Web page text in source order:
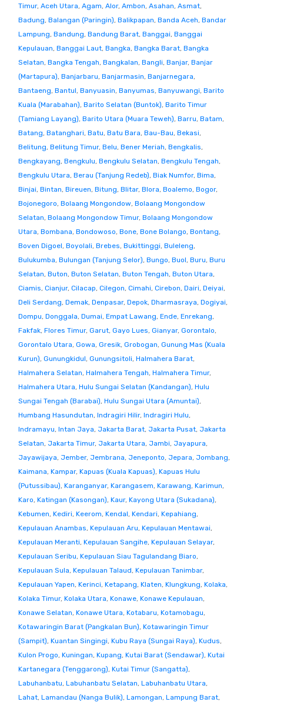
Timur, Aceh Utara, Agam, Alor, Ambon, Asahan, Asmat,
Badung, Balangan (Paringin), Balikpapan, Banda Aceh, Bandar
Lampung, Bandung, Bandung Barat, Banggai, Banggai
Kepulauan, Banggai Laut, Bangka, Bangka Barat, Bangka
Selatan, Bangka Tengah, Bangkalan, Bangli, Banjar, Banjar
(Martapura), Banjarbaru, Banjarmasin, Banjarnegara,
Bantaeng, Bantul, Banyuasin, Banyumas, Banyuwangi, Barito
Kuala (Marabahan), Barito Selatan (Buntok), Barito Timur
(Tamiang Layang), Barito Utara (Muara Teweh), Barru, Batam,
Batang, Batanghari, Batu, Batu Bara, Bau-Bau, Bekasi,
Belitung, Belitung Timur, Belu, Bener Meriah, Bengkalis,
Bengkayang, Bengkulu, Bengkulu Selatan, Bengkulu Tengah,
Bengkulu Utara, Berau (Tanjung Redeb), Biak Numfor, Bima,
Binjai, Bintan, Bireuen, Bitung, Blitar, Blora, Boalemo, Bogor,
Bojonegoro, Bolaang Mongondow, Bolaang Mongondow
Selatan, Bolaang Mongondow Timur, Bolaang Mongondow
Utara, Bombana, Bondowoso, Bone, Bone Bolango, Bontang,
Boven Digoel, Boyolali, Brebes, Bukittinggi, Buleleng,
Bulukumba, Bulungan (Tanjung Selor), Bungo, Buol, Buru, Buru
Selatan, Buton, Buton Selatan, Buton Tengah, Buton Utara,
Ciamis, Cianjur, Cilacap, Cilegon, Cimahi, Cirebon, Dairi, Deiyai,
Deli Serdang, Demak, Denpasar, Depok, Dharmasraya, Dogiyai,
Dompu, Donggala, Dumai, Empat Lawang, Ende, Enrekang,
Fakfak, Flores Timur, Garut, Gayo Lues, Gianyar, Gorontalo,
Gorontalo Utara, Gowa, Gresik, Grobogan, Gunung Mas (Kuala
Kurun), Gunungkidul, Gunungsitoli, Halmahera Barat,
Halmahera Selatan, Halmahera Tengah, Halmahera Timur,
Halmahera Utara, Hulu Sungai Selatan (Kandangan), Hulu
Sungai Tengah (Barabai), Hulu Sungai Utara (Amuntai),
Humbang Hasundutan, Indragiri Hilir, Indragiri Hulu,
Indramayu, Intan Jaya, Jakarta Barat, Jakarta Pusat, Jakarta
Selatan, Jakarta Timur, Jakarta Utara, Jambi, Jayapura,
Jayawijaya, Jember, Jembrana, Jeneponto, Jepara, Jombang,
Kaimana, Kampar, Kapuas (Kuala Kapuas), Kapuas Hulu
(Putussibau), Karanganyar, Karangasem, Karawang, Karimun,
Karo, Katingan (Kasongan), Kaur, Kayong Utara (Sukadana),
Kebumen, Kediri, Keerom, Kendal, Kendari, Kepahiang,
Kepulauan Anambas, Kepulauan Aru, Kepulauan Mentawai,
Kepulauan Meranti, Kepulauan Sangihe, Kepulauan Selayar,
Kepulauan Seribu, Kepulauan Siau Tagulandang Biaro,
Kepulauan Sula, Kepulauan Talaud, Kepulauan Tanimbar,
Kepulauan Yapen, Kerinci, Ketapang, Klaten, Klungkung, Kolaka,
Kolaka Timur, Kolaka Utara, Konawe, Konawe Kepulauan,
Konawe Selatan, Konawe Utara, Kotabaru, Kotamobagu,
Kotawaringin Barat (Pangkalan Bun), Kotawaringin Timur
(Sampit), Kuantan Singingi, Kubu Raya (Sungai Raya), Kudus,
Kulon Progo, Kuningan, Kupang, Kutai Barat (Sendawar), Kutai
Kartanegara (Tenggarong), Kutai Timur (Sangatta),
Labuhanbatu, Labuhanbatu Selatan, Labuhanbatu Utara,
Lahat, Lamandau (Nanga Bulik), Lamongan, Lampung Barat,